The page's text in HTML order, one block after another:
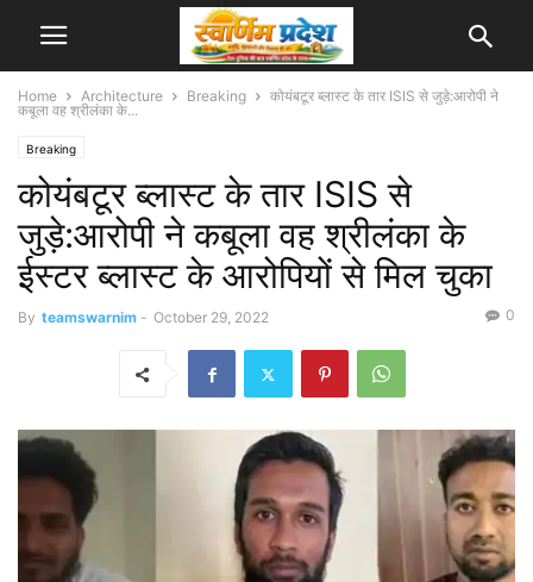
Home Architecture Breaking
कोयंबटूर ब्लास्ट के तार ISIS से जुड़े:आरोपी ने
कबूला वह श्रीलंका के...
Breaking
कोयंबटूर ब्लास्ट के तार ISIS से
जुड़े:आरोपी ने कबूला वह श्रीलंका के
ईस्टर ब्लास्ट के आरोपियों से मिल चुका
By teamswarnim - October 29, 2022 0